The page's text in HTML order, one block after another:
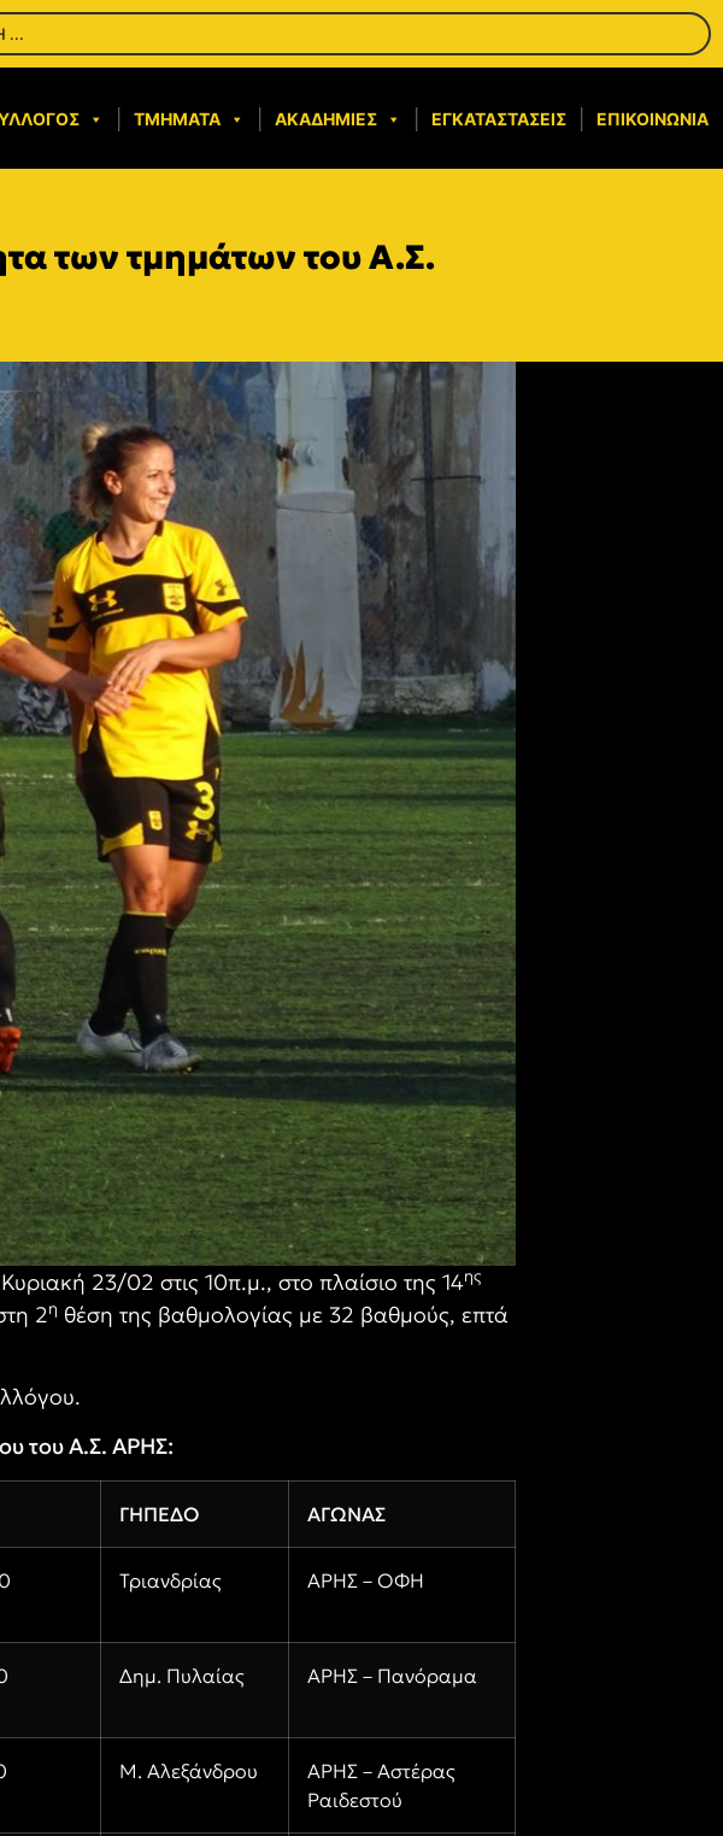
ΤΜΉΜΑΤΑ ΑΚΑΔΗΜΊΕΣ ΕΓΚΑΤΑΣΤΆΣΕΙΣ ΕΠΙΚΟΙΝΩΝΊΑ
των τμημάτων του Α.Σ.
23/02 στις 10π.μ., στο πλαίσιο της 14ης
2η θέση της βαθμολογίας με 32 βαθμούς, επτά
του Α.Σ. ΑΡΗΣ:
ΓΗΠΕΔΟ ΑΓΩΝΑΣ
Τριανδρίας ΑΡΗΣ – ΟΦΗ
Δημ. Πυλαίας ΑΡΗΣ – Πανόραμα
Μ. Αλεξάνδρου
ΑΡΗΣ – Αστέρας
Ραιδεστού